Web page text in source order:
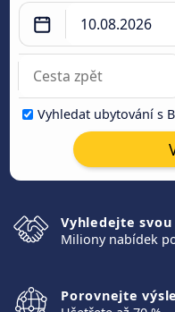
Vyhledat ubytování s
Vyhledejte
Miliony nabídek
Porovnejte